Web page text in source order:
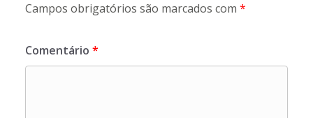
Campos obrigatórios são marcados com *
Comentário *